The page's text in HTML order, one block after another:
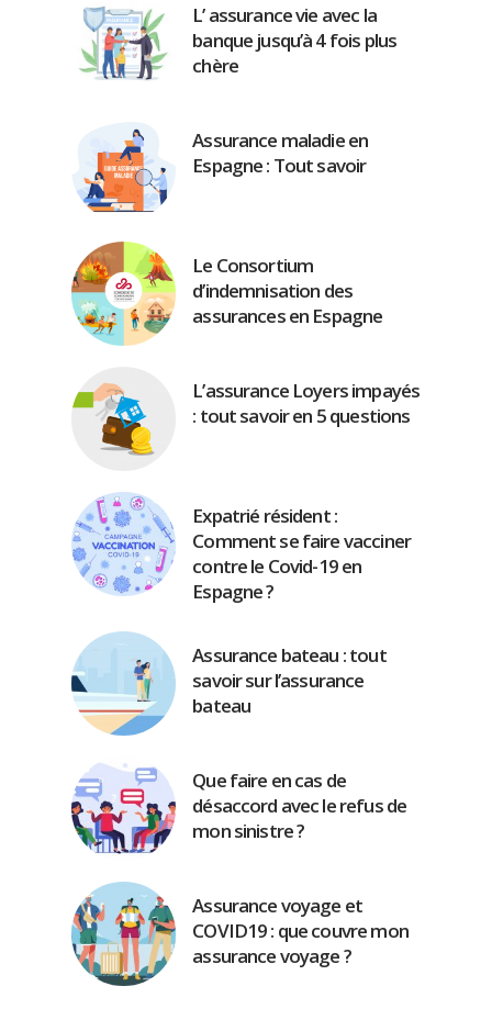
L’ assurance vie avec la
banque jusqu’à 4 fois plus
chère
Assurance maladie en
Espagne : Tout savoir
Le Consortium
d’indemnisation des
assurances en Espagne
L’assurance Loyers impayés
: tout savoir en 5 questions
Expatrié résident :
Comment se faire vacciner
contre le Covid-19 en
Espagne ?
Assurance bateau : tout
savoir sur l’assurance
bateau
Que faire en cas de
désaccord avec le refus de
mon sinistre ?
Assurance voyage et
COVID19 : que couvre mon
assurance voyage ?